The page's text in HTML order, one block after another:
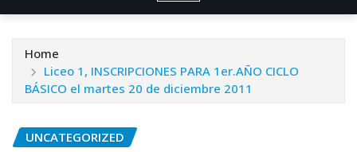
Home
Liceo 1, INSCRIPCIONES PARA 1er.AÑO CICLO
BÁSICO el martes 20 de diciembre 2011
UNCATEGORIZED